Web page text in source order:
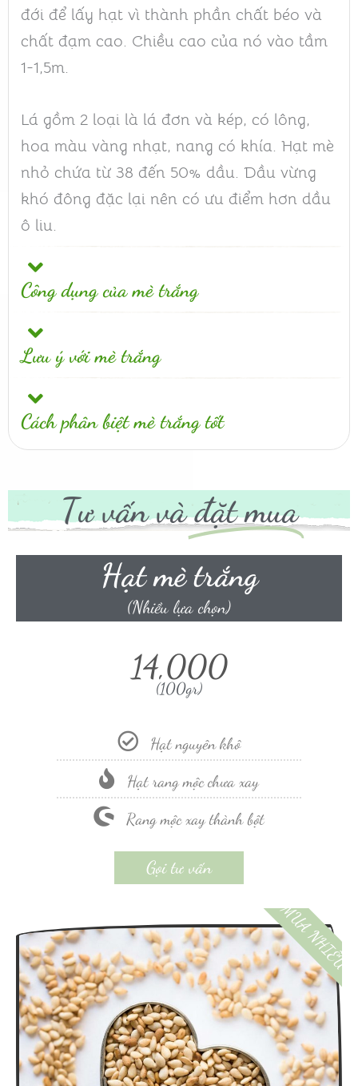
đới để lấy hạt vì thành phần chất béo và
chất đạm cao. Chiều cao của nó vào tầm
1-1,5m.
Lá gồm 2 loại là lá đơn và kép, có lông,
hoa màu vàng nhạt, nang có khía. Hạt mè
nhỏ chứa từ 38 đến 50% dầu. Dầu vừng
khó đông đặc lại nên có ưu điểm hơn dầu
ô liu.
Công dụng của mè trắng
Lưu ý với mè trắng
Cách phân biệt mè trắng tốt
Tư vấn vàđặt mua
Hạt mè trắng
(Nhiều lựa chọn)
14,000
(100gr)
Hạt nguyên khô
Hạt rang mộc chưa xay
Rang mộc xay thành bột
Gọi tư vấn
MUA NHIỀU